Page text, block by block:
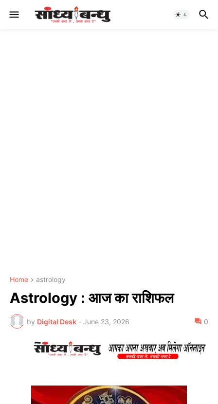
Home astrology
Astrology : आज का राशिफल
by Digital Desk - June 23, 2026 0